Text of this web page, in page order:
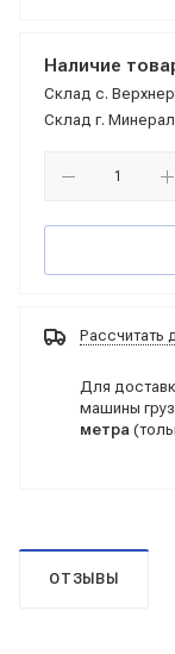
Наличие
Склад с.
Склад г.
Рассчитать
Для
машины
метра
ОТЗЫВЫ